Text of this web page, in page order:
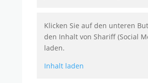
Klicken Sie auf den unteren
den Inhalt von Shariff (Social
laden.
Inhalt laden